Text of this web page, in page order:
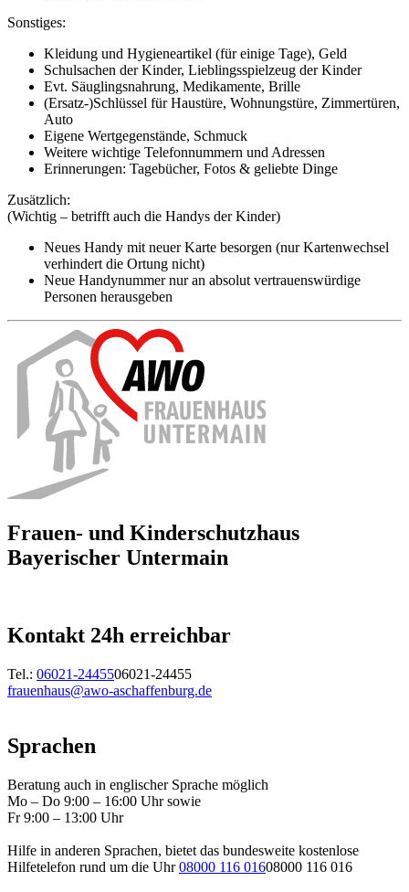
Sonstiges:
Kleidung und Hygieneartikel (für einige Tage), Geld
Schulsachen der Kinder, Lieblingsspielzeug der Kinder
Evt. Säuglingsnahrung, Medikamente, Brille
(Ersatz-)Schlüssel für Haustüre, Wohnungstüre, Zimmertüren,
Auto
Eigene Wertgegenstände, Schmuck
Weitere wichtige Telefonnummern und Adressen
Erinnerungen: Tagebücher, Fotos & geliebte Dinge
Zusätzlich:
(Wichtig – betrifft auch die Handys der Kinder)
Neues Handy mit neuer Karte besorgen (nur Kartenwechsel
verhindert die Ortung nicht)
Neue Handynummer nur an absolut vertrauenswürdige
Personen herausgeben
Frauen- und Kinderschutzhaus
Bayerischer Untermain
Kontakt 24h erreichbar
Tel.: 06021-2445506021-24455
frauenhaus@awo-aschaffenburg.de
Sprachen
Beratung auch in englischer Sprache möglich
Mo – Do 9:00 – 16:00 Uhr sowie
Fr 9:00 – 13:00 Uhr
Hilfe in anderen Sprachen, bietet das bundesweite kostenlose
Hilfetelefon rund um die Uhr08000 116 01608000 116 016